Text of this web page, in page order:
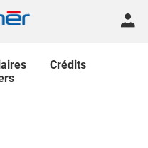
Crédits